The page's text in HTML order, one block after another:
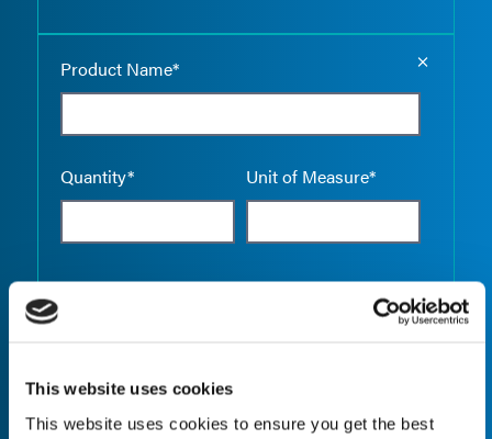
This website uses cookies
This website uses cookies to ensure you get the best
Product Name*
Quantity* Unit of Measure*
Quantity* Unit of Measure*
Empty